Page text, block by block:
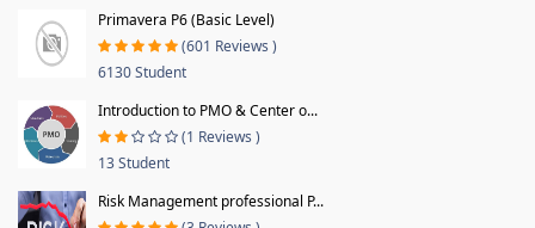
Primavera P6 (Basic Level)
(601 Reviews )
6130 Student
Introduction to PMO & Center o...
(1 Reviews )
13 Student
Risk Management professional P...